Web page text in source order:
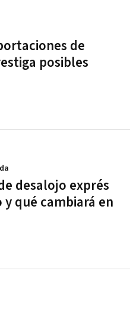
de
posibles
desalojo exprés
qué cambiará en